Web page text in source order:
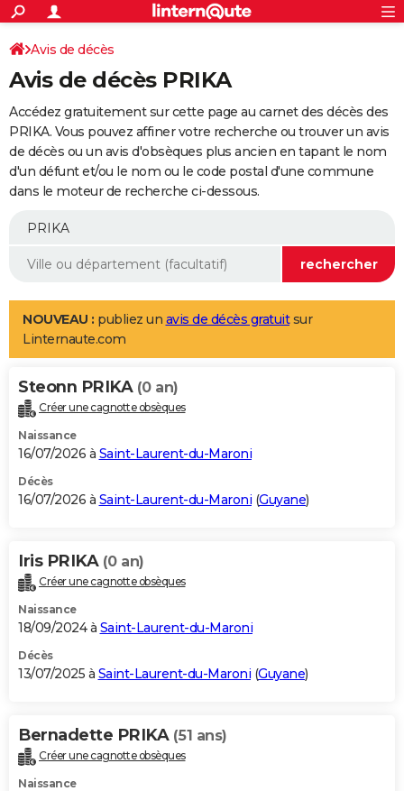
ACTUALITÉS
Politique
Société
Faits Divers
Education
Monde
Villes
+
SPORT
Coupe du monde 2026
Football
Tennis
Cyclisme
Rugby
Forum
Programme TV
TNT
Streaming
Cinéma
Sorties cinéma
Musique
+
FINANCE
Retraite
Impôts
Epargne
Immobilier
Risques naturels par ville
Banque
Assurance
Crédit
AUTO
Essais
Réserver un essai
Citadines
Berlines
SUV
Forum auto
+
Mobiles
Meilleur smartphone
Internet
Ordinateurs
Jeux vidéo
Guide high-tech
Aménagement intérieur
LIFESTYLE
Art de vivre
Bien-être
Loisirs
Mode
Modes de vie
Alimentation
Guide de la santé
Maladies
Médicaments
Sommeil
VOYAGE
Destinations
City break
Voyage nature
Voyage de noces
Forum
Climat
+PHOTO
GUIDES D'ACHAT
BONS PLANS
Carte de Noël
Carte Bonne année
Carte Saint-Valentin
Carte Pâques
Carte d'anniversaire
DICTIONNAIRE
Dictionnaire
Biographies
Citations
Expressions
Proverbes
PROGRAMME TV
S'inscrire
Se connecter
Lycées
Collèges
Primaires
Universités
Entreprises
Service militaire
Avis de recherche
AVIS DE DÉCÈS
Bricolage
Lifestyle
Culture
Sport
Auto
Television
Voyage
Cinema
Avis de décès
Avis de décès PRIKA
Accédez gratuitement sur cette page au carnet des décès des
PRIKA. Vous pouvez affiner votre recherche ou trouver un avis
de décès ou un avis d'obsèques plus ancien en tapant le nom
d'un défunt et/ou le nom ou le code postal d'une commune
dans le moteur de recherche ci-dessous.
NOUVEAU : publiez un avis de décès gratuitsur
Linternaute.com
Steonn PRIKA (0 an)
Créer une cagnotte obsèques
Naissance
16/07/2026 à Saint-Laurent-du-Maroni
Décès
16/07/2026 à Saint-Laurent-du-Maroni (Guyane)
Iris PRIKA (0 an)
Créer une cagnotte obsèques
Naissance
18/09/2024 à Saint-Laurent-du-Maroni
Décès
13/07/2025 à Saint-Laurent-du-Maroni (Guyane)
Bernadette PRIKA (51 ans)
Créer une cagnotte obsèques
Naissance